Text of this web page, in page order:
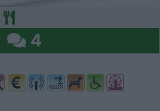
4